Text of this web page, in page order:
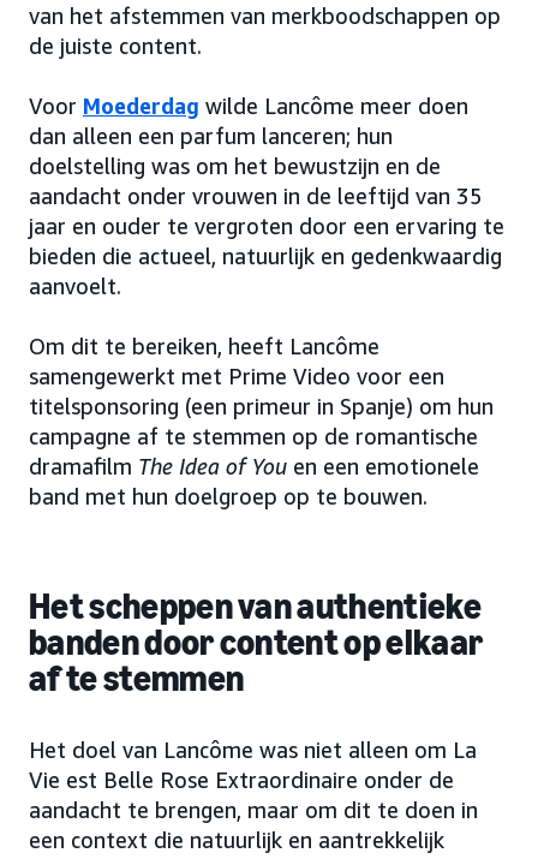
van het afstemmen van merkboodschappen op
de juiste content.
Voor Moederdag wilde Lancôme meer doen
dan alleen een parfum lanceren; hun
doelstelling was om het bewustzijn en de
aandacht onder vrouwen in de leeftijd van 35
jaar en ouder te vergroten door een ervaring te
bieden die actueel, natuurlijk en gedenkwaardig
aanvoelt.
Om dit te bereiken, heeft Lancôme
samengewerkt met Prime Video voor een
titelsponsoring (een primeur in Spanje) om hun
campagne af te stemmen op de romantische
dramafilm The Idea of You en een emotionele
band met hun doelgroep op te bouwen.
Het scheppen van authentieke
banden door content op elkaar
af te stemmen
Het doel van Lancôme was niet alleen om La
Vie est Belle Rose Extraordinaire onder de
aandacht te brengen, maar om dit te doen in
een context die natuurlijk en aantrekkelijk